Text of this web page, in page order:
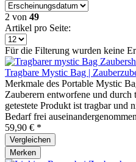
2 von 49
Artikel pro Seite:
Für die Filterung wurden keine
Tragbare Mystic Bag |
Merkmale des Portable Mystic
Zauberern entworfene und durch
getestete Produkt ist tragbar und
Bedarf frei
59,90 € *
Vergleichen
Merken